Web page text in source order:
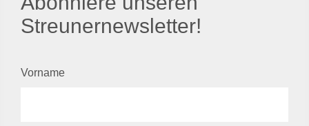
Streunernewsletter!
Vorname